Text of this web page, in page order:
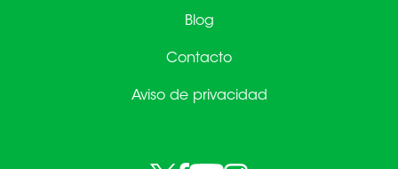
Blog
Contacto
Aviso de privacidad